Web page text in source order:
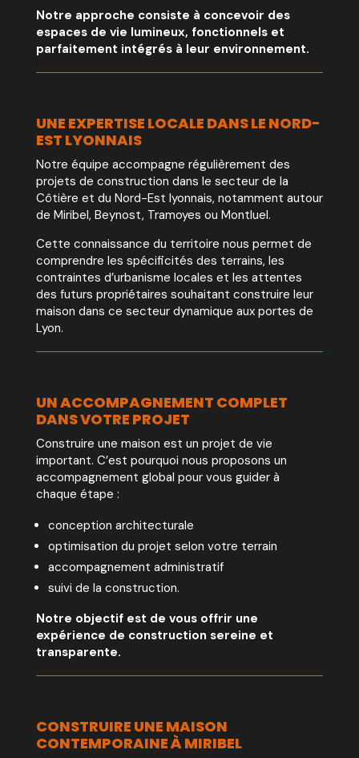
Notre approche consiste à concevoir des
espaces de vie lumineux, fonctionnels et
parfaitement intégrés à leur environnement.
UNE EXPERTISE LOCALE DANS LE NORD-
EST LYONNAIS
Notre équipe accompagne régulièrement des
projets de construction dans le secteur de la
Côtière et du Nord-Est lyonnais, notamment autour
de Miribel, Beynost, Tramoyes ou Montluel.
Cette connaissance du territoire nous permet de
comprendre les spécificités des terrains, les
contraintes d’urbanisme locales et les attentes
des futurs propriétaires souhaitant construire leur
maison dans ce secteur dynamique aux portes de
Lyon.
UN ACCOMPAGNEMENT COMPLET
DANS VOTRE PROJET
Construire une maison est un projet de vie
important. C’est pourquoi nous proposons un
accompagnement global pour vous guider à
chaque étape :
conception architecturale
optimisation du projet selon votre terrain
accompagnement administratif
suivi de la construction.
Notre objectif est de vous offrir une
expérience de construction sereine et
transparente.
CONSTRUIRE UNE MAISON
CONTEMPORAINE À MIRIBEL